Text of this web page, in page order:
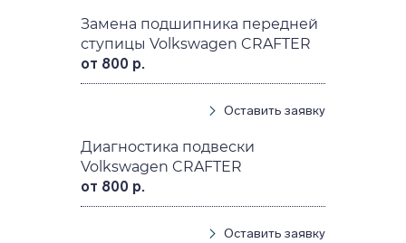
Замена подшипника передней
ступицы Volkswagen CRAFTER
от 800 р.
Оставить заявку
Диагностика подвески
Volkswagen CRAFTER
от 800 р.
Оставить заявку